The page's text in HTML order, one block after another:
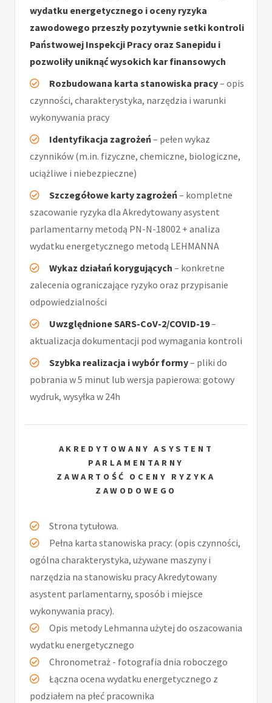
wydatku energetycznego i oceny ryzyka
zawodowego przeszły pozytywnie setki kontroli
Państwowej Inspekcji Pracy oraz Sanepidu i
pozwoliły uniknąć wysokich kar finansowych
Rozbudowana karta stanowiska pracy– opis
czynności, charakterystyka, narzędzia i warunki
wykonywania pracy
Identyfikacja zagrożeń– pełen wykaz
czynników (m.in. fizyczne, chemiczne, biologiczne,
uciążliwe i niebezpieczne)
Szczegółowe karty zagrożeń– kompletne
szacowanie ryzyka dla Akredytowany asystent
parlamentarny metodą PN-N-18002 + analiza
wydatku energetycznego metodą LEHMANNA
Wykaz działań korygujących – konkretne
zalecenia ograniczające ryzyko oraz przypisanie
odpowiedzialności
Uwzględnione SARS-CoV-2/COVID-19–
aktualizacja dokumentacji pod wymagania kontroli
Szybka realizacja i wybór formy– pliki do
pobrania w 5 minut lub wersja papierowa: gotowy
wydruk, wysyłka w 24h
AKREDYTOWANY ASYSTENT
PARLAMENTARNY
ZAWARTOŚĆ OCENY RYZYKA
ZAWODOWEGO
Strona tytułowa.
Pełna karta stanowiska pracy: (opis czynności,
ogólna charakterystyka, używane maszyny i
narzędzia na stanowisku pracy Akredytowany
asystent parlamentarny, sposób i miejsce
wykonywania pracy).
Opis metody Lehmanna użytej do oszacowania
wydatku energetycznego
Chronometraż - fotografia dnia roboczego
Łączna ocena wydatku energetycznego z
podziałem na płeć pracownika